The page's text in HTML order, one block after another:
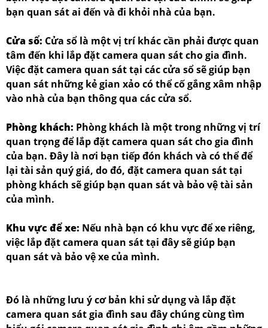
bạn quan sát ai đến và đi khỏi nhà của bạn.
Cửa sổ: Cửa sổ là một vị trí khác cần phải được quan
tâm đến khi lắp đặt camera quan sát cho gia đình.
Việc đặt camera quan sát tại các cửa sổ sẽ giúp bạn
quan sát những kẻ gian xảo có thể cố gắng xâm nhập
vào nhà của bạn thông qua các cửa sổ.
Phòng khách: Phòng khách là một trong những vị trí
quan trọng để lắp đặt camera quan sát cho gia đình
của bạn. Đây là nơi bạn tiếp đón khách và có thể để
lại tài sản quý giá, do đó, đặt camera quan sát tại
phòng khách sẽ giúp bạn quan sát và bảo vệ tài sản
của mình.
Khu vực để xe: Nếu nhà bạn có khu vực để xe riêng,
việc lắp đặt camera quan sát tại đây sẽ giúp bạn
quan sát và bảo vệ xe của mình.
Đó là những lưu ý cơ bản khi sử dụng và lắp đặt
camera quan sát gia đình sau đây chúng cùng tìm